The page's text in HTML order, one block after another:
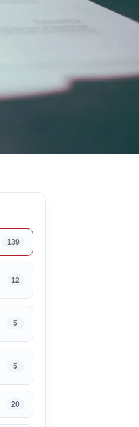
139
12
5
5
20